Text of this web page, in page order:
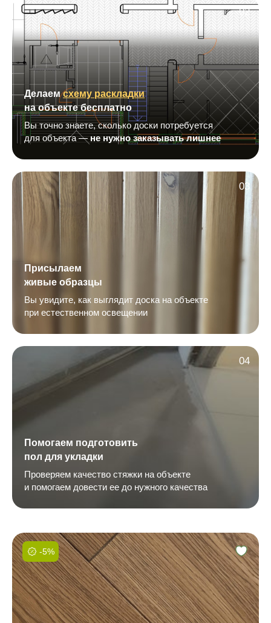
02
Делаемсхему раскладки
на объекте бесплатно
Вы точно знаете, сколько доски потребуется
для объекта —не нужно заказывать лишнее
03
Присылаем
живые образцы
Вы увидите, как выглядит доска на объекте
при естественном освещении
04
Помогаем подготовить
пол для укладки
Проверяем качество стяжки на объекте
и помогаем довести ее до нужного качества
-5%
Фаска:
Соединение:
Обработка:
Длина: